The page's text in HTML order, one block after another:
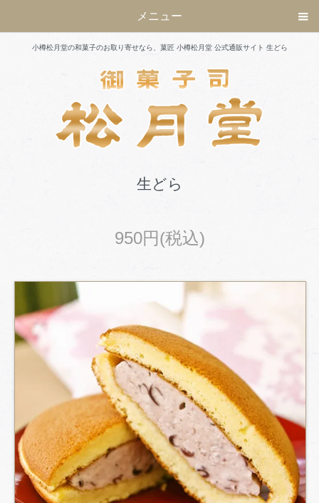
メニュー
小樽松月堂の和菓子のお取り寄せなら、菓匠 小樽松月堂 公式通販サイト 生どら
生どら
950円(税込)